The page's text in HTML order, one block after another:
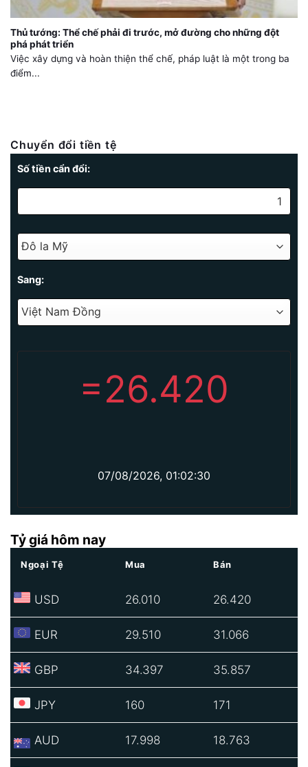
Thủ tướng: Thể chế phải đi trước, mở đường cho những đột
phá phát triển
Việc xây dựng và hoàn thiện thể chế, pháp luật là một trong ba
điểm...
Chuyển đổi tiền tệ
Số tiền cẩn đổi:
Sang:
=26.420
07/08/2026, 01:02:30
Tỷ giá hôm nay
Ngoại Tệ Mua Bán
USD 26.010 26.420
EUR 29.510 31.066
GBP 34.397 35.857
JPY 160 171
AUD 17.998 18.763